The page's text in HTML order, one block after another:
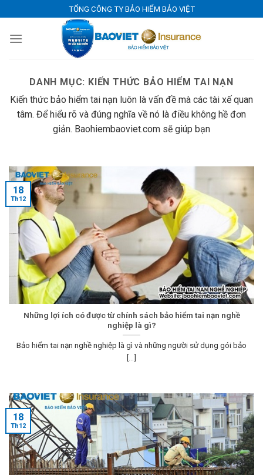
to
content
TỔNG CÔNG TY BẢO HIỂM BẢO VIỆT
DANH MỤC: KIẾN THỨC BẢO HIỂM TAI NẠN
Kiến thức bảo hiểm tai nạn luôn là vấn đề mà các tài xế quan
tâm. Để hiểu rõ và đúng nghĩa về nó là điều không hề đơn
giản. Baohiembaoviet.com sẽ giúp bạn
Những lợi ích có được từ chính sách bảo hiểm tai nạn nghề
nghiệp là gì?
Bảo hiểm tai nạn nghề nghiệp là gì và những người sử dụng gói bảo
[...]
18
Th12
18
Th12